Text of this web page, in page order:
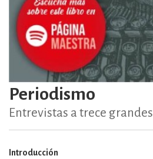
Periodismo
Entrevistas a trece grandes
Introducción